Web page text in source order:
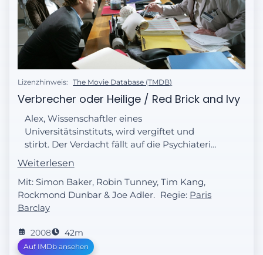
Lizenzhinweis: The Movie Database (TMDB)
Verbrecher oder Heilige / Red Brick and Ivy
Alex, Wissenschaftler eines
Universitätsinstituts, wird vergiftet und
stirbt. Der Verdacht fällt auf die Psychiaterin
Sophie Miller, eine Mitarbeiterin des
Instituts, die mit Alex ein Verhältnis hatte.
Nach Recherchen deckt Patrick Jane auf,
dass das Vorzeigeprojekt des Instituts ein
großer Betrug ist und mit dem Aufdecken
Spiel steht. Patrick entwirft ein raffiniertes
Komplott, um herauszufinden, wer der
Weiterlesen
Mit: Simon Baker, Robin Tunney, Tim Kang,
Rockmond Dunbar & Joe Adler. Regie: Paris
Barclay
2008 42m
Auf IMDb ansehen